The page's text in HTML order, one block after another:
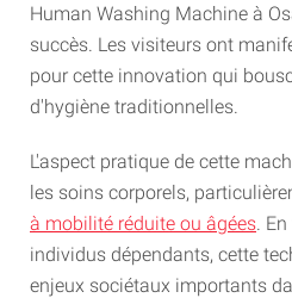
Human Washing Machine à
succès. Les visiteurs ont
pour cette innovation qui
d'hygiène traditionnelles.
L'aspect pratique de cette
les soins corporels,
à mobilité réduite ou âgées .
individus dépendants, cette
enjeux sociétaux importants